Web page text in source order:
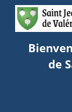
de